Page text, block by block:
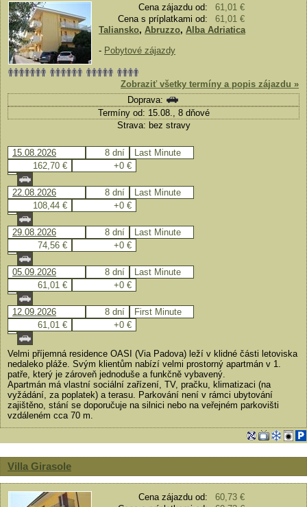
Cena zájazdu od:
61,01 €
Cena s príplatkami od:
61,01 €
Taliansko, Abruzzo, Alba Adriatica
- Pobytové zájazdy
Zobraziť všetky termíny a popis zájazdu »
Doprava:
Termíny od: 15.08., 8 dňové
Strava: bez stravy
15.08.2026 8 dní
Last Minute
162,70 €
+0 €
22.08.2026 8 dní
Last Minute
108,44 €
+0 €
29.08.2026 8 dní
Last Minute
74,56 €
+0 €
05.09.2026 8 dní
Last Minute
61,01 €
+0 €
12.09.2026 8 dní
First Minute
61,01 €
+0 €
Velmi příjemná residence OASI (Via Padova) leží v klidné části letoviska
nedaleko pláže. Svým klientům nabízí velmi prostorný apartmán v 1.
patře, který je zároveň jednoduše a funkčně vybavený.
Apartmán má vlastní sociální zařízení, TV, pračku, klimatizaci (na
vyžádání, za poplatek) a terasu. Parkování není v rámci ubytování
zajištěno, stání se doporučuje na silnici nebo na veřejném parkovišti
vzdáleném cca 70 m.
Villa Girasole
Cena zájazdu od:
60,73 €